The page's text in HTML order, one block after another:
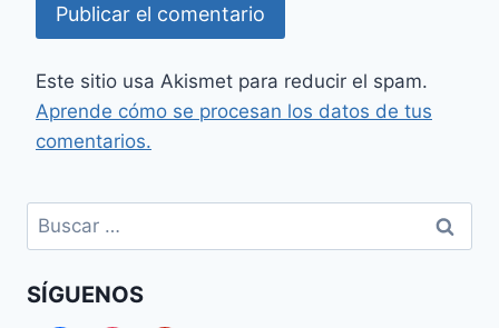
Este sitio usa Akismet para reducir el spam.
Aprende cómo se procesan los datos de tus
comentarios.
Buscar:
SÍGUENOS